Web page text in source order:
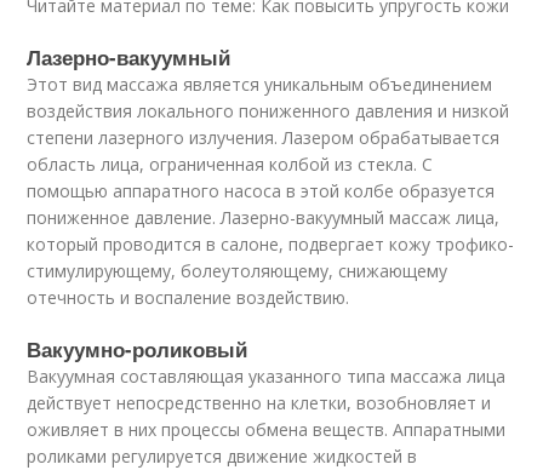
Читайте материал по теме: Как повысить упругость кожи
Лазерно-вакуумный
Этот вид массажа является уникальным объединением
воздействия локального пониженного давления и низкой
степени лазерного излучения. Лазером обрабатывается
область лица, ограниченная колбой из стекла. С
помощью аппаратного насоса в этой колбе образуется
пониженное давление. Лазерно-вакуумный массаж лица,
который проводится в салоне, подвергает кожу трофико-
стимулирующему, болеутоляющему, снижающему
отечность и воспаление воздействию.
Вакуумно-роликовый
Вакуумная составляющая указанного типа массажа лица
действует непосредственно на клетки, возобновляет и
оживляет в них процессы обмена веществ. Аппаратными
роликами регулируется движение жидкостей в